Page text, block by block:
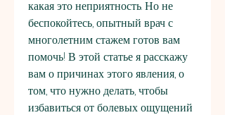
какая это неприятность. Но не
беспокойтесь, опытный врач с
многолетним стажем готов вам
помочь! В этой статье я расскажу
вам о причинах этого явления, о
том, что нужно делать, чтобы
избавиться от болевых ощущений